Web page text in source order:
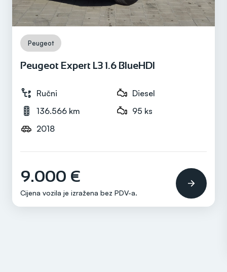
Motor
Diesel
150 ks
Automatski
Peugeot
Peugeot Expert L3 1.6 BlueHDI
Ručni
Diesel
136.566 km
95 ks
2018
9.000 €
Cijena vozila je izražena bez PDV-a.